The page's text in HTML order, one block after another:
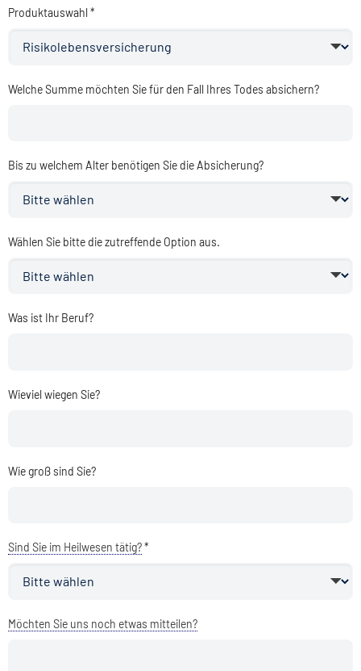
Produktauswahl *
Welche Summe möchten Sie für den Fall Ihres Todes absichern?
Bis zu welchem Alter benötigen Sie die Absicherung?
Wählen Sie bitte die zutreffende Option aus.
Was ist Ihr Beruf?
Wieviel wiegen Sie?
Wie groß sind Sie?
Sind Sie im Heilwesen tätig?*
Möchten Sie uns noch etwas mitteilen?